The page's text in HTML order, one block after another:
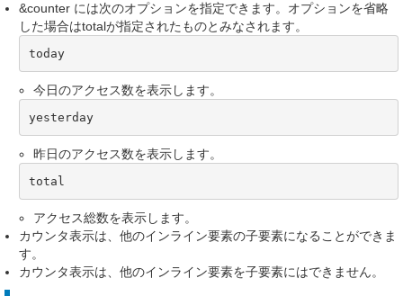
&counter には次のオプションを指定できます。オプションを省略
した場合はtotalが指定されたものとみなされます。
today
今日のアクセス数を表示します。
yesterday
昨日のアクセス数を表示します。
total
アクセス総数を表示します。
カウンタ表示は、他のインライン要素の子要素になることができま
す。
カウンタ表示は、他のインライン要素を子要素にはできません。